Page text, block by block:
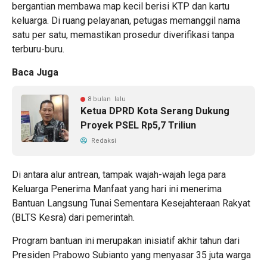
bergantian membawa map kecil berisi KTP dan kartu
keluarga. Di ruang pelayanan, petugas memanggil nama
satu per satu, memastikan prosedur diverifikasi tanpa
terburu-buru.
Baca Juga
8 bulan lalu
Ketua DPRD Kota Serang Dukung
Proyek PSEL Rp5,7 Triliun
Redaksi
Di antara alur antrean, tampak wajah-wajah lega para
Keluarga Penerima Manfaat yang hari ini menerima
Bantuan Langsung Tunai Sementara Kesejahteraan Rakyat
(BLTS Kesra) dari pemerintah.
Program bantuan ini merupakan inisiatif akhir tahun dari
Presiden Prabowo Subianto yang menyasar 35 juta warga